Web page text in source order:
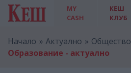
MY
CASH
КЕШ
КЛУБ
Начало Актуално
Общество
Образование - актуално